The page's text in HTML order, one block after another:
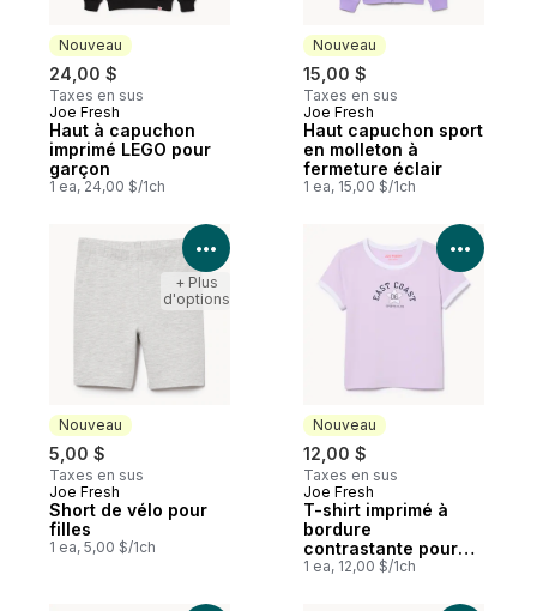
Nouveau
24,00 $
Taxes en sus
Nouveau
Joe Fresh
Haut à capuchon
imprimé LEGO pour
garçon
1 ea, 24,00 $/1ch
Nouveau
15,00 $
Taxes en sus
Nouveau
Joe Fresh
Haut capuchon sport
en molleton à
fermeture éclair
1 ea, 15,00 $/1ch
Nouveau
5,00 $
Taxes en sus
Nouveau
Joe Fresh
Short de vélo pour
filles
1 ea, 5,00 $/1ch
Voir les détails du produit
+ Plus
d'options
Nouveau
12,00 $
Taxes en sus
Nouveau
Joe Fresh
T-shirt imprimé à
bordure
contrastante pour
filles
1 ea, 12,00 $/1ch
Voir